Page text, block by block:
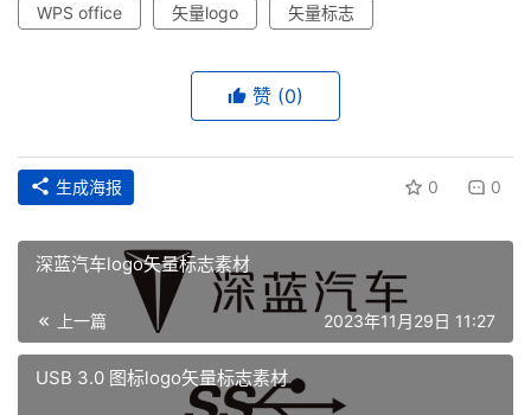
WPS office 矢量logo 矢量标志
赞 (0)
生成海报 0 0
深蓝汽车logo矢量标志素材
上一篇 2023年11月29日 11:27
USB 3.0 图标logo矢量标志素材